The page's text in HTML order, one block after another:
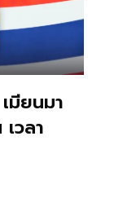
มียนมา
วลา